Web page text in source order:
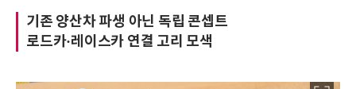
기존 양산차 파생 아닌 독립 콘셉트
로드카·레이스카 연결 고리 모색